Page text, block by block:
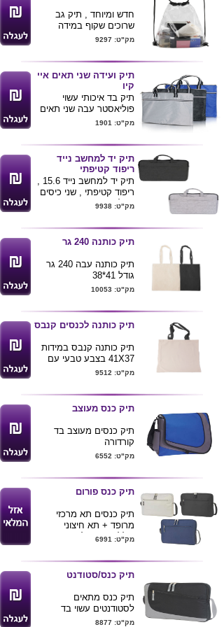
חדש ומיוחד , תיק גב
שרוכים שקוף במידה
34X40 ס"מ
המוצר .
מינימום הזמנה 100
מק"ט: 9297
תיק ועידה שני תאים איי
קיו
תיק בד איכותי עשוי
פוליאסטר עבה שני תאים
בסגירת ריצ' רצ' , מידות :
מגיע בשלושה צבעים לפי
תמונה
ניתן להדפיס לוגו ע"ג
המוצר
מק"ט: 1901
תיק יד למחשב נייד
ריפוד קטיפתי
תיק יד למחשב נייד 15.6 ,
ריפוד קטיפתי , שני כיסים
גדולים , רצועת כתף
מידות : 38X7X29 ס"מ
מגיע בצבעים לפי תמונה
ניתן להדפיס לוגו ע"ג
המוצר.
מק"ט: 9938
תיק כותנה 240 גר
תיק כותנה עבה 240 גר
גודל 41*38
רצועות 75 ס"מ
ניתן להדפיס צבע 1/צבעוני
מק"ט: 10053
תיק כותנה לכנסים קנבס
תיק כותנה קנבס במידות
41X37 בצבע טבעי עם
ידיות שחורות .
לשימוש חוזר .
ניתן להדפיס לוגו ע"ג
המוצר .
מק"ט: 9512
תיק כנס מעוצב
תיק כנסים מעוצב בד
קורדורה
עם רצועת נשיאה וכיס
מגיע בצבעים : כחול או
אפור
גודל 38X31X10 ס"מ
מק"ט: 6552
תיק כנס פורום
תיק כנסים תא מרכזי
מרופד + תא חיצוני
כולל רצועה לכתף
כחול.שחור.אפור
גודל 38*27*5
מק"ט: 6991
תיק כנס/סטודנט
תיק כנס מתאים
לסטודנטים עשוי בד
קורדורה
מק"ט: 8877